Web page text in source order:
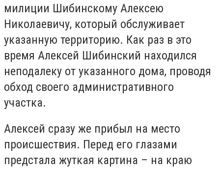
милиции Шибинскому Алексею
Николаевичу, который обслуживает
указанную территорию. Как раз в это
время Алексей Шибинский находился
неподалеку от указанного дома, проводя
обход своего административного
участка.
Алексей сразу же прибыл на место
происшествия. Перед его глазами
предстала жуткая картина – на краю